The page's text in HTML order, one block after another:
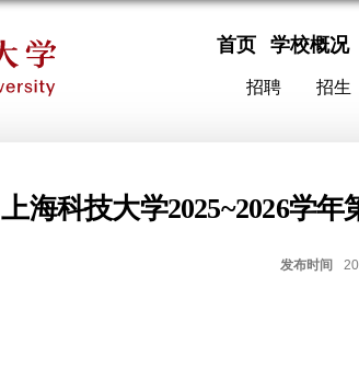
首页 学校概况
招聘 招生
上海科技大学2025~2026学
发布时间